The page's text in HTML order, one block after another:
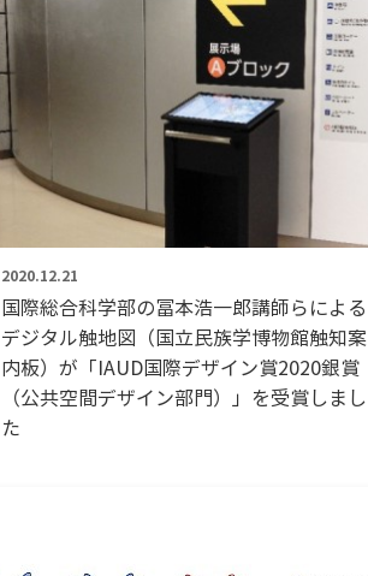
2020.12.21
国際総合科学部の冨本浩一郎講師らによる
デジタル触地図（国立民族学博物館触知案
内板）が「IAUD国際デザイン賞2020銀賞
（公共空間デザイン部門）」を受賞しまし
た